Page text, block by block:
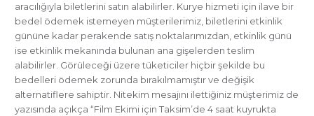
aracılığıyla biletlerini satın alabilirler. Kurye hizmeti için ilave bir
bedel ödemek istemeyen müşterilerimiz, biletlerini etkinlik
gününe kadar perakende satış noktalarımızdan, etkinlik günü
ise etkinlik mekanında bulunan ana gişelerden teslim
alabilirler. Görüleceği üzere tüketiciler hiçbir şekilde bu
bedelleri ödemek zorunda bırakılmamıştır ve değişik
alternatiflere sahiptir. Nitekim mesajını ilettiğiniz müşterimiz de
yazısında açıkça “Film Ekimi için Taksim’de 4 saat kuyrukta